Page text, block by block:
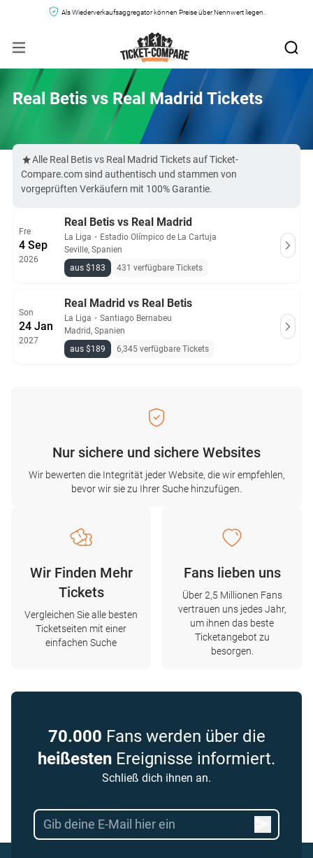
Als Wiederverkaufsaggregator können Preise über Nennwert liegen.
Real Betis vs Real Madrid Tickets
Alle Real Betis vs Real Madrid Tickets auf Ticket-
Compare.com sind authentisch und stammen von
vorgeprüften Verkäufern mit 100% Garantie.
Fre
4 Sep
2026
Real Betis vs Real Madrid
La Liga ・ Estadio Olímpico de La Cartuja
Seville, Spanien
aus $183
431 verfügbare Tickets
Son
24 Jan
2027
Real Madrid vs Real Betis
La Liga ・ Santiago Bernabeu
Madrid, Spanien
aus $189
6,345 verfügbare Tickets
Nur sichere und sichere Websites
Wir bewerten die Integrität jeder Website, die wir empfehlen,
bevor wir sie zu Ihrer Suche hinzufügen.
Wir Finden Mehr
Tickets
Vergleichen Sie alle besten
Ticketseiten mit einer
einfachen Suche
Fans lieben uns
Über 2,5 Millionen Fans
vertrauen uns jedes Jahr,
um ihnen das beste
Ticketangebot zu
besorgen.
70.000 Fans werden über die
heißesten Ereignisse informiert.
Schließ dich ihnen an.